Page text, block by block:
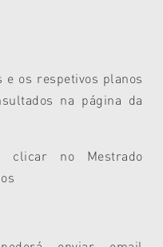
e os respetivos planos
na página da
clicar no Mestrado